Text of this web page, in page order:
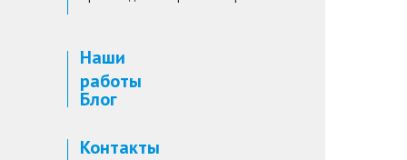
Наши
работы
Блог
Контакты